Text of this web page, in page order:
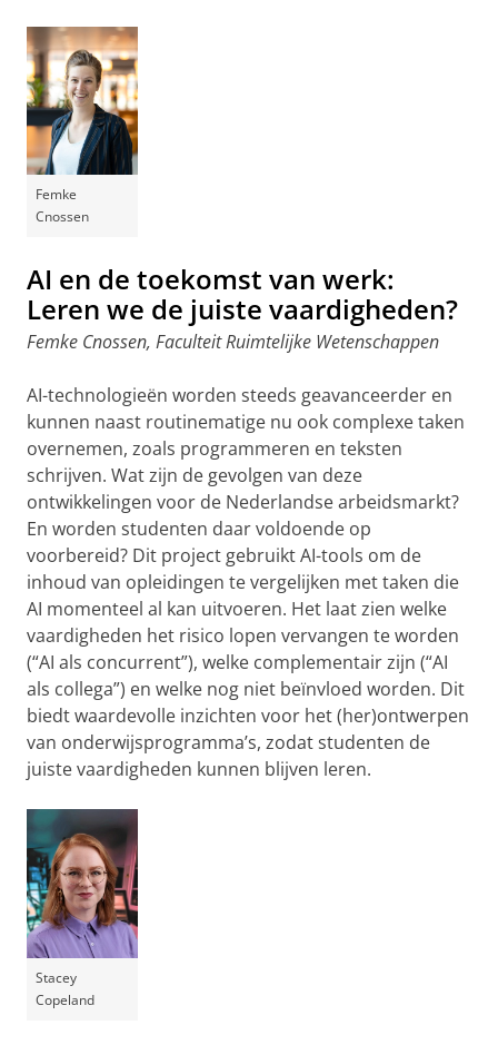
Femke
Cnossen
AI en de toekomst van werk:
Leren we de juiste vaardigheden?
Femke Cnossen, Faculteit Ruimtelijke Wetenschappen
AI-technologieën worden steeds geavanceerder en
kunnen naast routinematige nu ook complexe taken
overnemen, zoals programmeren en teksten
schrijven. Wat zijn de gevolgen van deze
ontwikkelingen voor de Nederlandse arbeidsmarkt?
En worden studenten daar voldoende op
voorbereid? Dit project gebruikt AI-tools om de
inhoud van opleidingen te vergelijken met taken die
AI momenteel al kan uitvoeren. Het laat zien welke
vaardigheden het risico lopen vervangen te worden
(“AI als concurrent”), welke complementair zijn (“AI
als collega”) en welke nog niet beïnvloed worden. Dit
biedt waardevolle inzichten voor het (her)ontwerpen
van onderwijsprogramma’s, zodat studenten de
juiste vaardigheden kunnen blijven leren.
Stacey
Copeland